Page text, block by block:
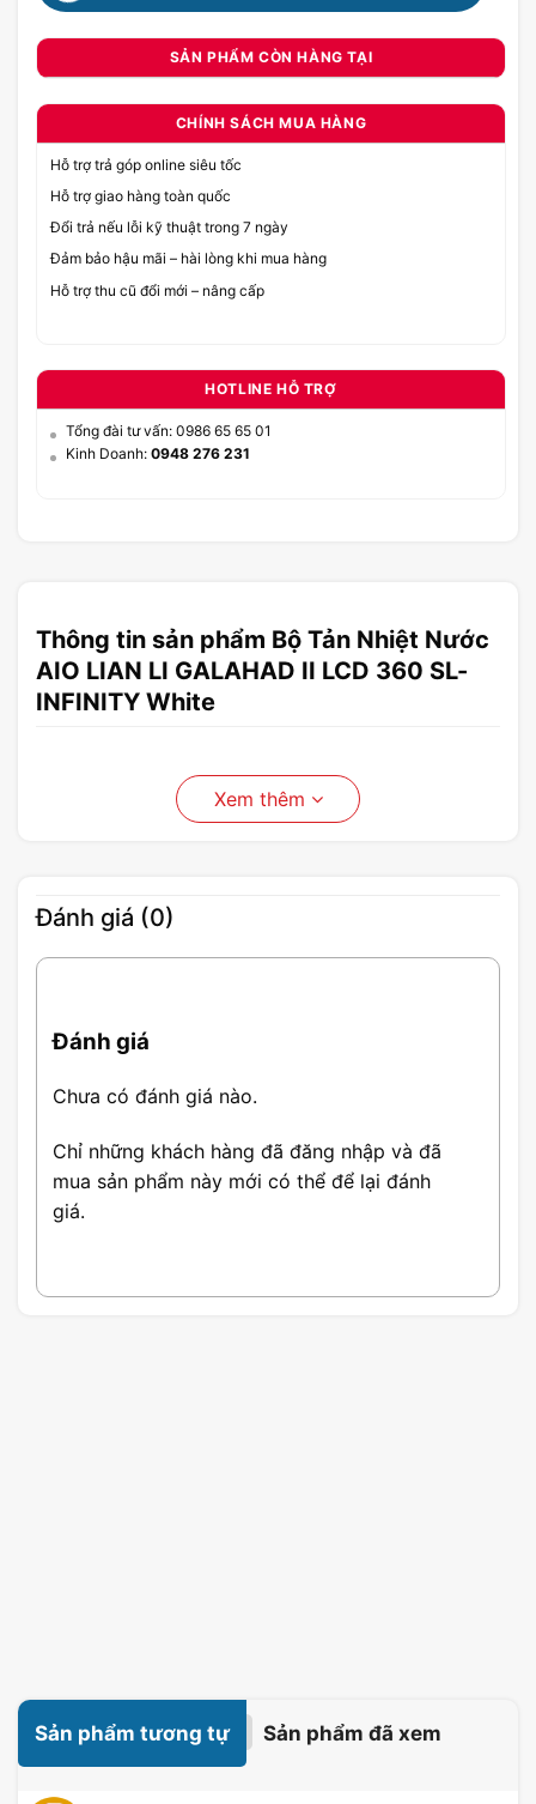
SẢN PHẨM CÒN HÀNG TẠI
CHÍNH SÁCH MUA HÀNG
Hỗ trợ trả góp online siêu tốc
Hỗ trợ giao hàng toàn quốc
Đổi trả nếu lỗi kỹ thuật trong 7 ngày
Đảm bảo hậu mãi – hài lòng khi mua hàng
Hỗ trợ thu cũ đổi mới – nâng cấp
HOTLINE HỖ TRỢ
Tổng đài tư vấn: 0986 65 65 01
Kinh Doanh: 0948 276 231
Thông tin sản phẩm Bộ Tản Nhiệt Nước
AIO LIAN LI GALAHAD II LCD 360 SL-
INFINITY White
Xem thêm
Đánh giá (0)
Đánh giá
Chưa có đánh giá nào.
Chỉ những khách hàng đã đăng nhập và đã
mua sản phẩm này mới có thể để lại đánh
giá.
Sản phẩm tương tự Sản phẩm đã xem